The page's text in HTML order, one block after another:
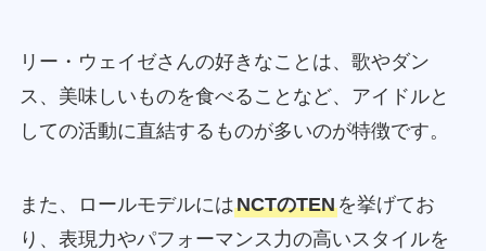
リー・ウェイゼさんの好きなことは、歌やダン
ス、美味しいものを食べることなど、アイドルと
しての活動に直結するものが多いのが特徴です。
また、ロールモデルにはNCTのTENを挙げてお
り、表現力やパフォーマンス力の高いスタイルを